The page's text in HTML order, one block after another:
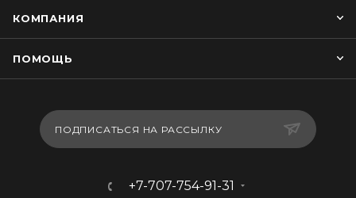
КОМПАНИЯ
ПОМОЩЬ
ПОДПИСАТЬСЯ НА РАССЫЛКУ
+7-707-754-91-31